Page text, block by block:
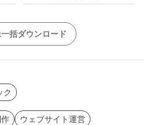
括ダウンロード
ク
ウェブサイト運営